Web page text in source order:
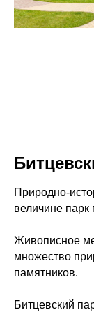
Природно-
величине парк
Живописное
множество
памятников.
Битцевский